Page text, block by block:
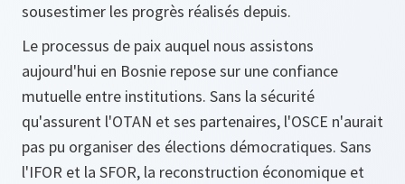
sousestimer les progrès réalisés depuis.
Le processus de paix auquel nous assistons
aujourd'hui en Bosnie repose sur une confiance
mutuelle entre institutions. Sans la sécurité
qu'assurent l'OTAN et ses partenaires, l'OSCE n'aurait
pas pu organiser des élections démocratiques. Sans
l'IFOR et la SFOR, la reconstruction économique et